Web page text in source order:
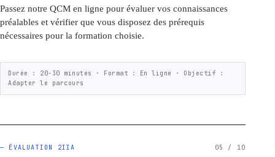
Passez notre QCM en ligne pour évaluer vos connaissances
préalables et vérifier que vous disposez des prérequis
nécessaires pour la formation choisie.
Durée : 20-30 minutes · Format : En ligne · Objectif :
Adapter le parcours
— ÉVALUATION 2IIA 05 / 10